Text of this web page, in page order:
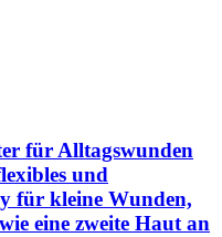
für Alltagswunden
und
für kleine Wunden,
eine zweite Haut an